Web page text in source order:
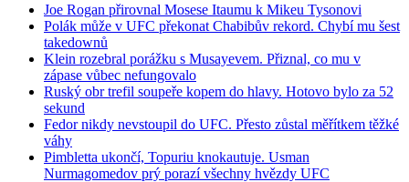
Joe Rogan přirovnal Mosese Itaumu k Mikeu Tysonovi
Polák může v UFC překonat Chabibův rekord. Chybí mu šest
takedownů
Klein rozebral porážku s Musayevem. Přiznal, co mu v
zápase vůbec nefungovalo
Ruský obr trefil soupeře kopem do hlavy. Hotovo bylo za 52
sekund
Fedor nikdy nevstoupil do UFC. Přesto zůstal měřítkem těžké
váhy
Pimbletta ukončí, Topuriu knokautuje. Usman
Nurmagomedov prý porazí všechny hvězdy UFC